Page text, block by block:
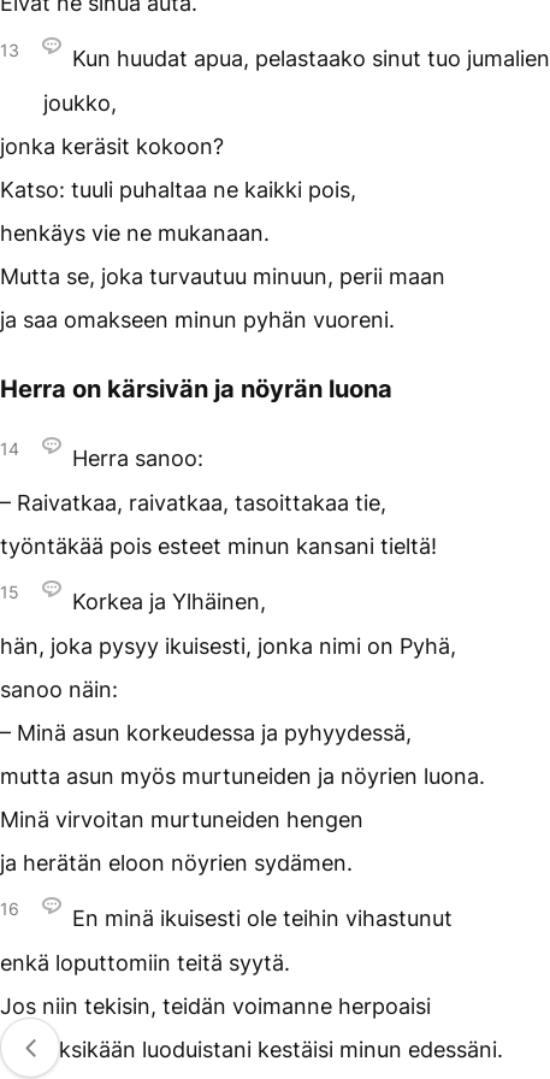
13
Kun huudat apua, pelastaako sinut tuo jumalien
joukko,
jonka keräsit kokoon?
Katso: tuuli puhaltaa ne kaikki pois,
henkäys vie ne mukanaan.
Mutta se, joka turvautuu minuun, perii maan
ja saa omakseen minun pyhän vuoreni.
Herra on kärsivän ja nöyrän luona
14
Herra sanoo:
– Raivatkaa, raivatkaa, tasoittakaa tie,
työntäkää pois esteet minun kansani tieltä!
15
Korkea ja Ylhäinen,
hän, joka pysyy ikuisesti, jonka nimi on Pyhä,
sanoo näin:
– Minä asun korkeudessa ja pyhyydessä,
mutta asun myös murtuneiden ja nöyrien luona.
Minä virvoitan murtuneiden hengen
ja herätän eloon nöyrien sydämen.
16
En minä ikuisesti ole teihin vihastunut
enkä loputtomiin teitä syytä.
Jos niin tekisin, teidän voimanne herpoaisi
eikä yksikään luoduistani kestäisi minun edessäni.